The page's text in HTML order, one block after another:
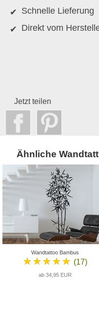
Schnelle Lieferung
Direkt vom
Jetzt teilen
Ähnliche
Wandtattoo Bambus
★★★★★ (17)
ab 34,95 EUR